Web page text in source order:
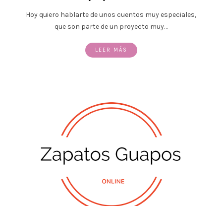
Hoy quiero hablarte de unos cuentos muy especiales,
que son parte de un proyecto muy…
LEER MÁS